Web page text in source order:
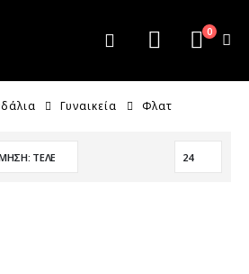
0
Γυναικεία Φλατ